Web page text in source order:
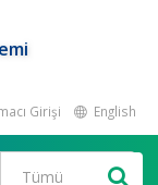
Girişi English